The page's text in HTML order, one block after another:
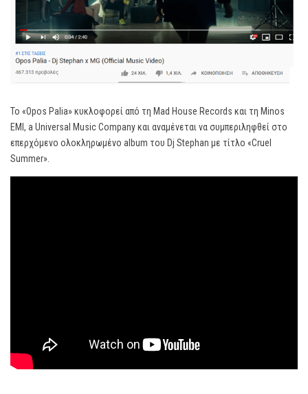
Το «Opos Palia» κυκλοφορεί από τη Mad House Records και τη Minos
EMI, a Universal Music Company και αναμένεται να συμπεριληφθεί στο
επερχόμενο ολοκληρωμένο album του Dj Stephan με τίτλο «Cruel
Summer».